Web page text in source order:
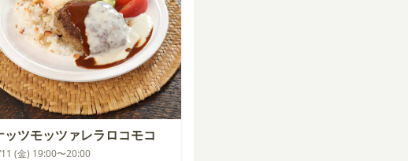
ッツモッツァレラロコモコ
(金) 19:00〜20:00